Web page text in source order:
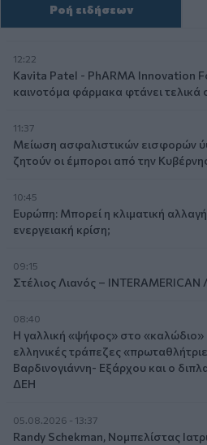
Ροή ειδήσεων
12:22
Kavita Patel - PhARMA Innovation
καινοτόμα φάρμακα φτάνει τελικά
11:37
Μείωση ασφαλιστικών εισφορών
ζητούν οι έμποροι από την
10:45
Ευρώπη: Μπορεί η κλιματική
ενεργειακή κρίση;
09:15
Στέλιος Λιανός – INTERAMERICAN
08:40
Η γαλλική «ψήφος» στο «καλώδιο»
ελληνικές τράπεζες
Βαρδινογιάννη- Εξάρχου και ο
ΔΕΗ
05.08.2026 - 13:37
Randy Schekman, Νομπελίστας